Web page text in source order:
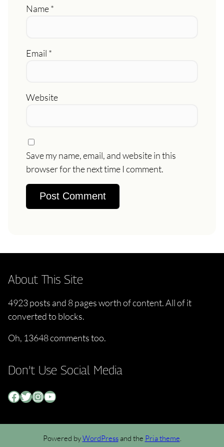
Name*
Email *
Website
Save my name, email, and website in this
browser for the next time I comment.
About This Site
4923 posts and 8 pages worth of content. All of it
converted to blocks.
Oh, 13648 comments too.
Don’t Use Social Media
Facebook Twitter InstagramYouTube
Powered byWordPressand the Pria theme.